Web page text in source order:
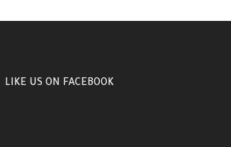
LIKE US ON FACEBOOK